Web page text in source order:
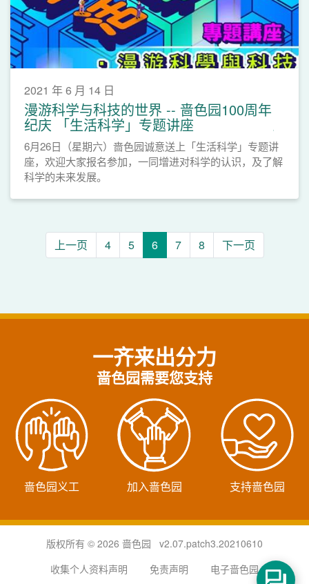
2021 年 6 月 14 日
漫游科学与科技的世界 -- 啬色园100周年
纪庆 「生活科学」专题讲座
6月26日（星期六）啬色园诚意送上「生活科学」专题讲
座，欢迎大家报名参加，一同增进对科学的认识，及了解
科学的未来发展。
上一页 4 5 6 7 8 下一页
一齐来出分力
啬色园需要您支持
啬色园义工 加入啬色园 支持啬色园
版权所有 © 2026 啬色园 v2.07.patch3.20210610
收集个人资料声明
免责声明 电子啬色园